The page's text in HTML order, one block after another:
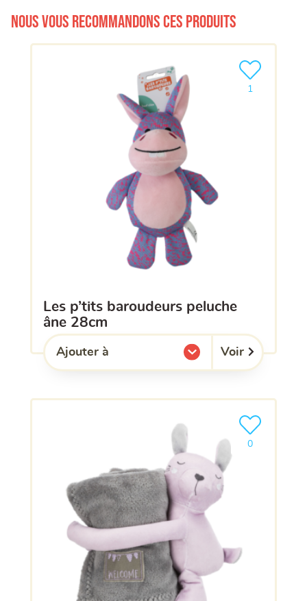
Nous vous recommandons ces produits
les p’tits baroudeurs peluche
âne 28cm
1
Ajouter le
Ajouter à
l'une de mes listes. Voir
0
Ajouter le